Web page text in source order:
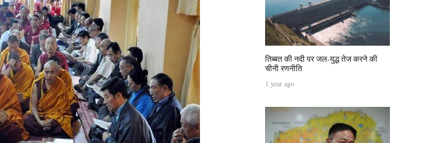
तिब्बत की नदी पर जल-युद्ध तेज करने की
चीनी रणनीति
1 year ago